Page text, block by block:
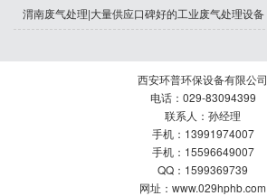
渭南废气处理|大量供应口碑好的工业废气处理设备
西安环普环保设备有限公司
电话：029-83094399
联系人：孙经理
手机：13991974007
手机：15596649007
QQ：1599369739
网址：www.029hphb.com